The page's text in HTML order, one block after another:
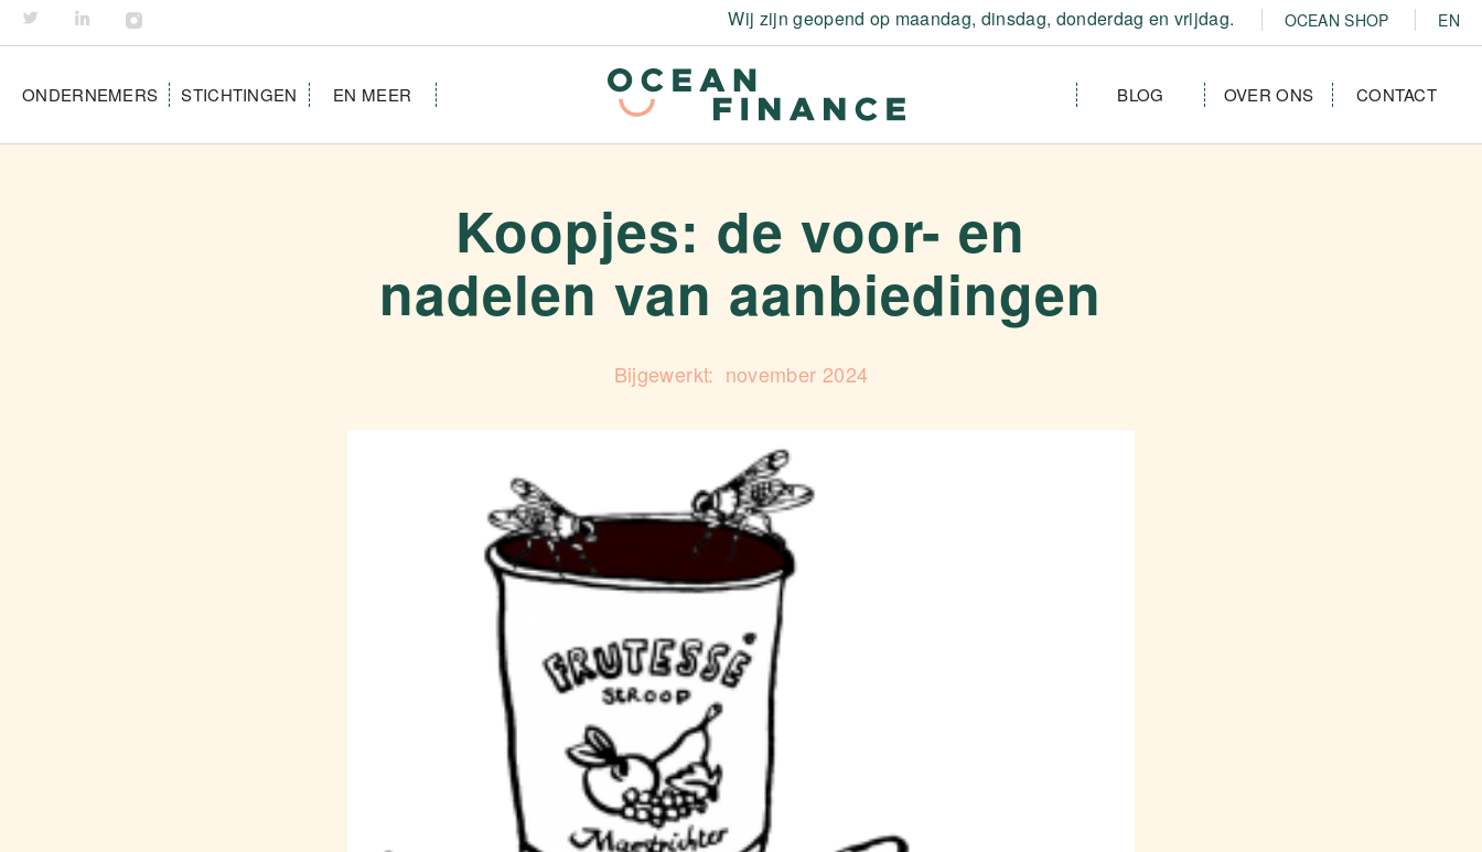
OCEAN SHOP EN
Wij zijn geopend op maandag, dinsdag, donderdag en vrijdag.
ONDERNEMERS STICHTINGEN EN MEER BLOG OVER ONS CONTACT
Koopjes: de voor- en
nadelen van aanbiedingen
november 2024